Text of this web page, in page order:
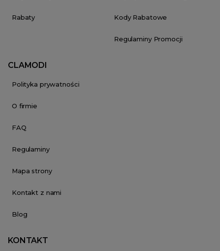
Rabaty Kody Rabatowe
Regulaminy Promocji
CLAMODI
Polityka prywatności
O firmie
FAQ
Regulaminy
Mapa strony
Kontakt z nami
Blog
KONTAKT